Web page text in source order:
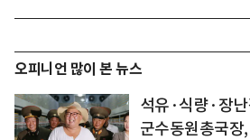
오피니언 많이 본 뉴스
석유·식량·장
군수동원총국장